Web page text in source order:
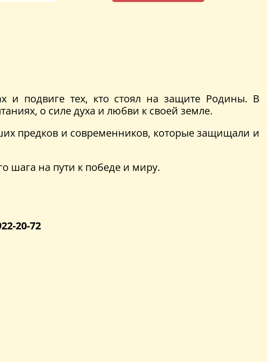
и подвиге тех, кто стоял на защите Родины. В
о силе духа и любви к своей земле.
предков и современников, которые защищали и
шага на пути к победе и миру.
20-72